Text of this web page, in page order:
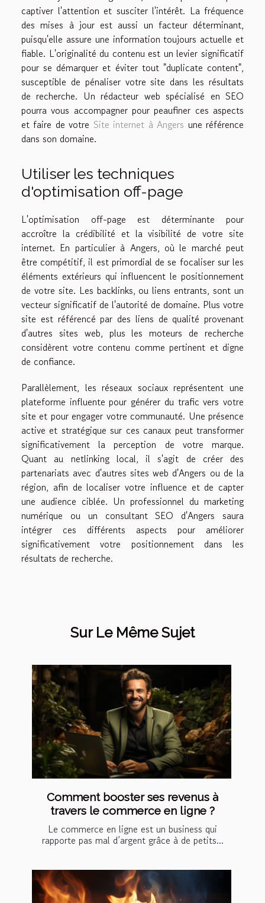
captiver l'attention et susciter l'intérêt. La fréquence
des mises à jour est aussi un facteur déterminant,
puisqu'elle assure une information toujours actuelle et
fiable. L'originalité du contenu est un levier significatif
pour se démarquer et éviter tout "duplicate content",
susceptible de pénaliser votre site dans les résultats
de recherche. Un rédacteur web spécialisé en SEO
pourra vous accompagner pour peaufiner ces aspects
et faire de votre Site internet à Angers une référence
dans son domaine.
Utiliser les techniques
d'optimisation off-page
L'optimisation off-page est déterminante pour
accroître la crédibilité et la visibilité de votre site
internet. En particulier à Angers, où le marché peut
être compétitif, il est primordial de se focaliser sur les
éléments extérieurs qui influencent le positionnement
de votre site. Les backlinks, ou liens entrants, sont un
vecteur significatif de l'autorité de domaine. Plus votre
site est référencé par des liens de qualité provenant
d'autres sites web, plus les moteurs de recherche
considèrent votre contenu comme pertinent et digne
de confiance.
Parallèlement, les réseaux sociaux représentent une
plateforme influente pour générer du trafic vers votre
site et pour engager votre communauté. Une présence
active et stratégique sur ces canaux peut transformer
significativement la perception de votre marque.
Quant au netlinking local, il s'agit de créer des
partenariats avec d'autres sites web d'Angers ou de la
région, afin de localiser votre influence et de capter
une audience ciblée. Un professionnel du marketing
numérique ou un consultant SEO d'Angers saura
intégrer ces différents aspects pour améliorer
significativement votre positionnement dans les
résultats de recherche.
Sur Le Même Sujet
Comment booster ses revenus à
travers le commerce en ligne ?
Le commerce en ligne est un business qui
rapporte pas mal d’argent grâce à de petits...